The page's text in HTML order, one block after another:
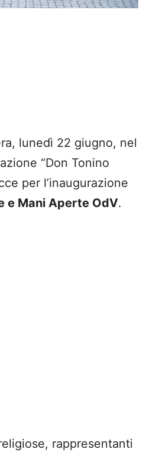
lunedì 22 giugno, nel
“Don Tonino
per l’inaugurazione
e Mani Aperte OdV.
rappresentanti